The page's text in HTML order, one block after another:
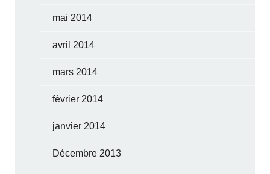
mai 2014
avril 2014
mars 2014
février 2014
janvier 2014
Décembre 2013